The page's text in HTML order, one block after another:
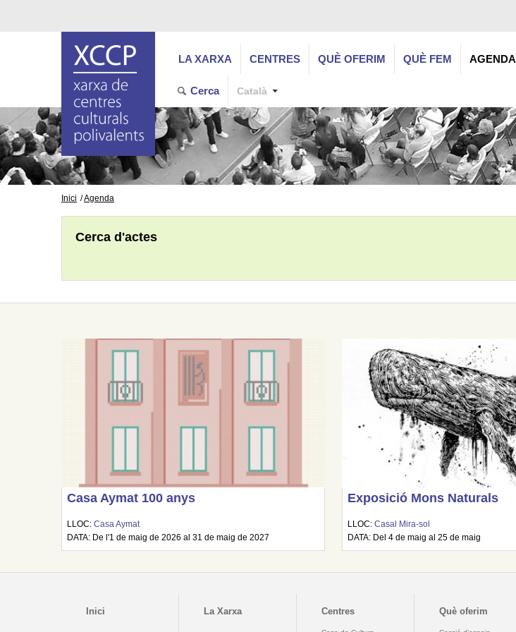
LA XARXA CENTRES QUÈ OFERIM QUÈ FEM AGENDA
Cerca Català
Inici Agenda
Cerca d'actes
Casa Aymat 100 anys
LLOC:Casa Aymat
DATA: De l'1 de maig de 2026 al 31 de maig de 2027
Exposició Mons Naturals
LLOC:Casal Mira-sol
DATA: Del 4 de maig al 25 de maig
Inici La Xarxa Centres Què oferim